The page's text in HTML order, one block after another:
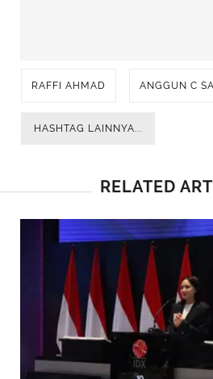
RAFFI AHMAD ANGGUN C
HASHTAG LAINNYA...
RELATED